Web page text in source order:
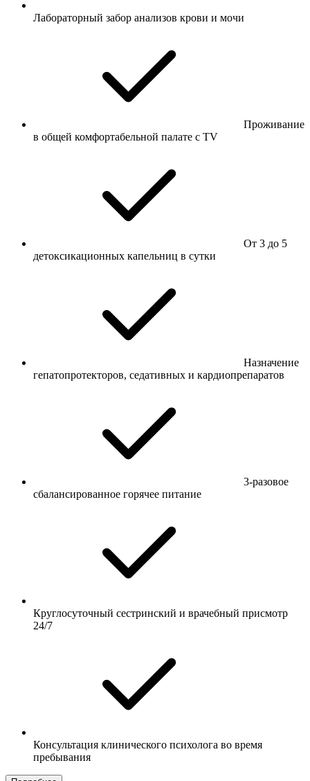
Лабораторный забор анализов крови и мочи
Проживание
в общей комфортабельной палате с TV
От 3 до 5
детоксикационных капельниц в сутки
Назначение
гепатопротекторов, седативных и кардиопрепаратов
3-разовое
сбалансированное горячее питание
Круглосуточный сестринский и врачебный присмотр
24/7
Консультация клинического психолога во время
пребывания